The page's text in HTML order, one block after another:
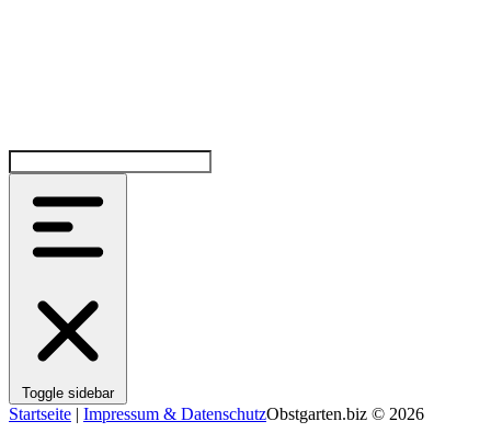
Toggle sidebar
Startseite | Impressum & DatenschutzObstgarten.biz © 2026